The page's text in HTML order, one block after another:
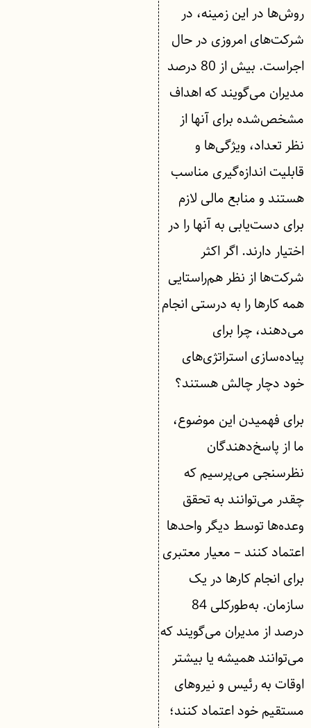
روش‌ها در این زمینه، در
شرکت‌های امروزی در حال
اجراست. بیش از 80 درصد
مدیران می‌گویند که اهداف
مشخص‌شده برای آنها از
نظر تعداد، ویژگی‌ها و
قابلیت اندازه‌گیری مناسب
هستند و منابع مالی لازم
برای دست‌یابی به آنها را در
اختیار دارند. اگر اکثر
شرکت‌ها از نظر هم‌راستایی
همه کارها را به درستی انجام
می‌دهند، چرا برای
پیاده‌سازی استراتژی‌های
خود دچار چالش هستند؟
برای فهمیدن این موضوع،
ما از پاسخ‌دهندگان
نظرسنجی می‌پرسیم که
چقدر می‌توانند به تحقق
وعده‌ها توسط دیگر واحدها
اعتماد کنند – معیار معتبری
برای انجام کارها در یک
سازمان. به‌طورکلی 84
درصد از مدیران می‌گویند که
می‌توانند همیشه یا بیشتر
اوقات به رئیس و نیروهای‌
مستقیم خود اعتماد کنند؛